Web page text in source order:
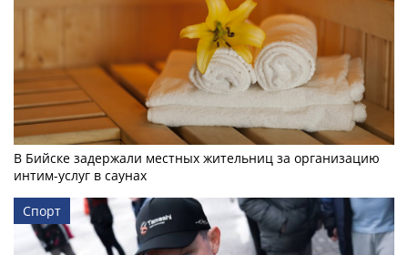
В Бийске задержали местных жительниц за организацию
интим-услуг в саунах
Спорт